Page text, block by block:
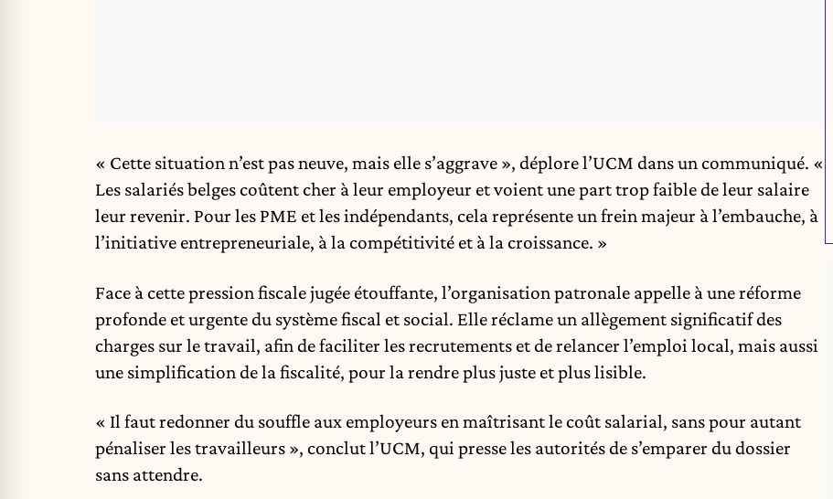
« Cette situation n’est pas neuve, mais elle s’aggrave », déplore l’UCM dans un communiqué. «
Les salariés belges coûtent cher à leur employeur et voient une part trop faible de leur salaire
leur revenir. Pour les PME et les indépendants, cela représente un frein majeur à l’embauche, à
l’initiative entrepreneuriale, à la compétitivité et à la croissance. »
Face à cette pression fiscale jugée étouffante, l’organisation patronale appelle à une réforme
profonde et urgente du système fiscal et social. Elle réclame un allègement significatif des
charges sur le travail, afin de faciliter les recrutements et de relancer l’emploi local, mais aussi
une simplification de la fiscalité, pour la rendre plus juste et plus lisible.
« Il faut redonner du souffle aux employeurs en maîtrisant le coût salarial, sans pour autant
pénaliser les travailleurs », conclut l’UCM, qui presse les autorités de s’emparer du dossier
sans attendre.